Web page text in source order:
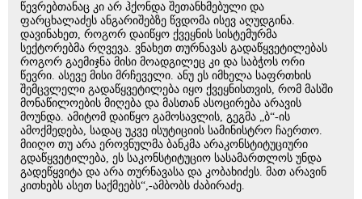
წევრებთანაც კი არ ჰქონდა შეთანხმებული და
ფარცხალაძეს ანგარიშებზე წვდომა ისევ აღუდგინა.
დავინახეთ, როგორ დაიწყო ქვეყნის სისტემურმა
სექტორებმა რღვევა. ვნახეთ თურნავას გადაწყვეტილებას
როგორ გაემიჯნა მისი მოადგილეც კი და საბჭოს ორი
წევრი. ასევე მისი მრჩეველი. ანუ ეს იმხელა საფრთხის
შემცვლელი გადაწყვეტილება იყო ქვეყნისთვის, რომ მასში
მონაწილოების მიღება და მასთან ასოცირება არავის
მოუნდა. ამიტომ დაიწყო გამოსავლის, გეგმა „ბ“-ის
ამოქმედება, სადაც უკვე ისუტიციის სამინისტრო ჩაერთო.
მიიღო თუ არა ეროვნულმა ბანკმა არაკონსტიტუციური
გდაწყვეტილება, ეს საკონსტიტუციო სასამართლოს უნდა
გადეწყვიტა და არა თურნავასა და კობახიძეს. მათ არავინ
კითხებს ასეთ საქმეებს“,-ამბობს ძაბირაძე.